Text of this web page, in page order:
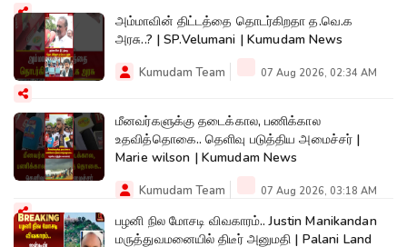
அம்மாவின் திட்டத்தை தொடர்கிறதா த.வெ.க
அரசு..? | SP.Velumani | Kumudam News
Kumudam Team 07 Aug 2026, 02:34 AM
மீனவர்களுக்கு தடைக்கால, பணிக்கால
உதவித்தொகை.. தெளிவு படுத்திய அமைச்சர் |
Marie wilson | Kumudam News
Kumudam Team 07 Aug 2026, 03:18 AM
பழனி நில மோசடி விவகாரம்.. Justin Manikandan
மருத்துவமனையில் திடீர் அனுமதி | Palani Land